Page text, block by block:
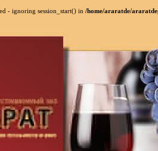
- ignoring session_start() in /home/araratde/